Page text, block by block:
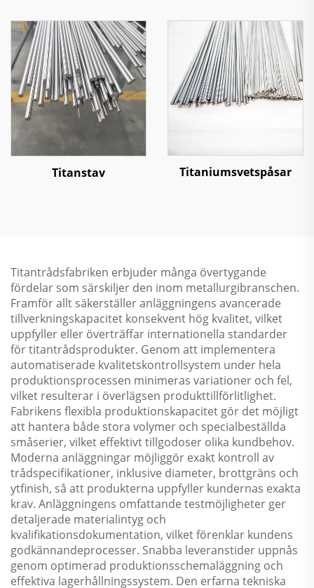
Titanstav Titaniumsvetspåsar
Titantrådsfabriken erbjuder många övertygande
fördelar som särskiljer den inom metallurgibranschen.
Framför allt säkerställer anläggningens avancerade
tillverkningskapacitet konsekvent hög kvalitet, vilket
uppfyller eller överträffar internationella standarder
för titantrådsprodukter. Genom att implementera
automatiserade kvalitetskontrollsystem under hela
produktionsprocessen minimeras variationer och fel,
vilket resulterar i överlägsen produkttillförlitlighet.
Fabrikens flexibla produktionskapacitet gör det möjligt
att hantera både stora volymer och specialbeställda
småserier, vilket effektivt tillgodoser olika kundbehov.
Moderna anläggningar möjliggör exakt kontroll av
trådspecifikationer, inklusive diameter, brottgräns och
ytfinish, så att produkterna uppfyller kundernas exakta
krav. Anläggningens omfattande testmöjligheter ger
detaljerade materialintyg och
kvalifikationsdokumentation, vilket förenklar kundens
godkännandeprocesser. Snabba leveranstider uppnås
genom optimerad produktionsschemaläggning och
effektiva lagerhållningssystem. Den erfarna tekniska